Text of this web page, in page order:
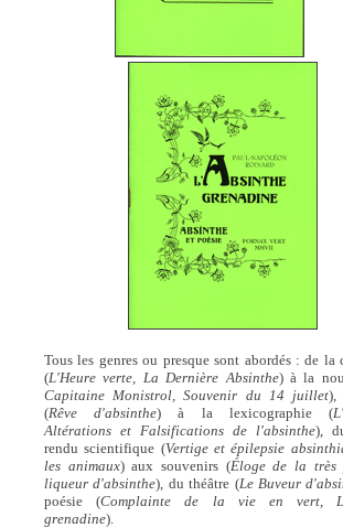
Tous les genres ou presque sont abordés : de la
(L'Heure verte, La Dernière Absinthe) à la
Capitaine Monistrol, Souvenir du 14 juillet),
(Rêve d'absinthe) à la lexicographie (
Altérations et Falsifications de l'absinthe),
rendu scientifique (Vertige et épilepsie
les animaux) aux souvenirs (Éloge de la très
liqueur d'absinthe), du théâtre (Le Buveur
poésie (Complainte de la vie en vert,
grenadine).